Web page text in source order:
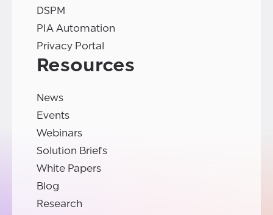
DSPM
PIA Automation
Privacy Portal
Resources
News
Events
Webinars
Solution Briefs
White Papers
Blog
Research